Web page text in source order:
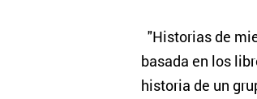
"Historias de
basada en los
historia de un